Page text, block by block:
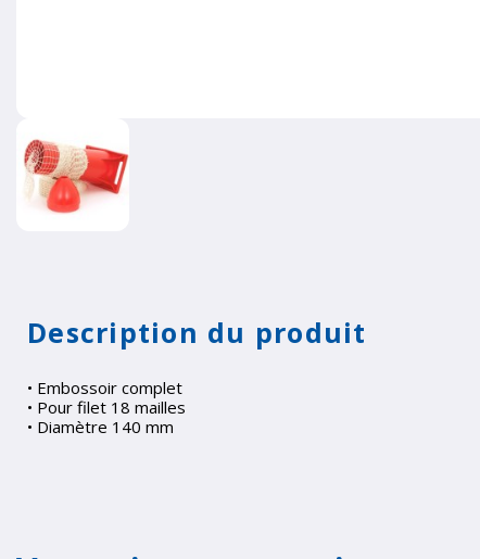
Description du produit
• Embossoir complet
• Pour filet 18 mailles
• Diamètre 140 mm